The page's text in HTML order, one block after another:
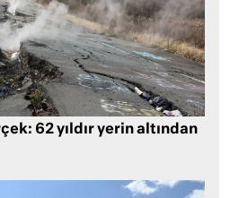
62 yıldır yerin altından